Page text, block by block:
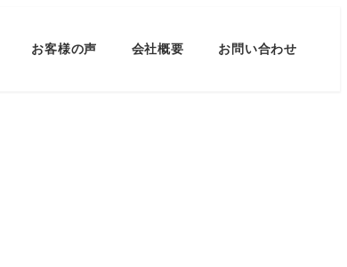
お客様の声 会社概要 お問い合わせ